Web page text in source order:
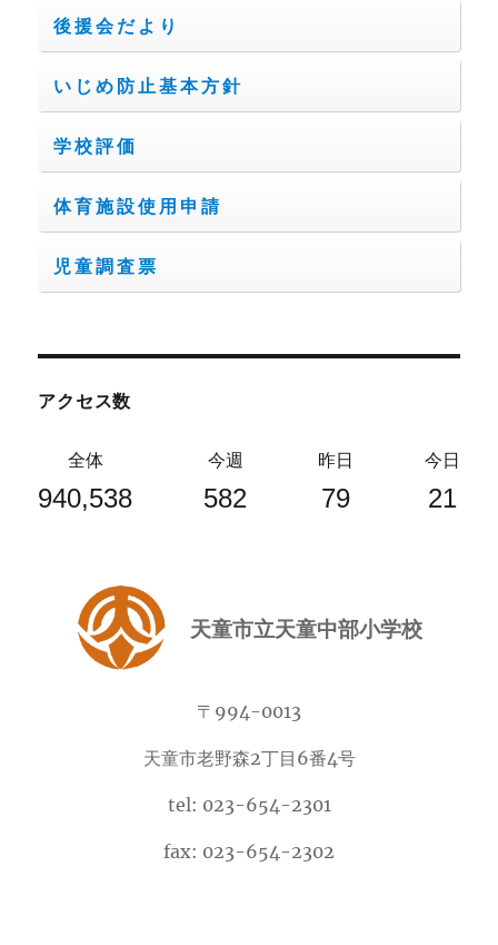
後援会だより
いじめ防止基本方針
学校評価
体育施設使用申請
児童調査票
アクセス数
全体
940,538
今週
582
昨日
79
今日
21
天童市立天童中部小学校
〒994-0013
天童市老野森2丁目6番4号
tel: 023-654-2301
fax: 023-654-2302